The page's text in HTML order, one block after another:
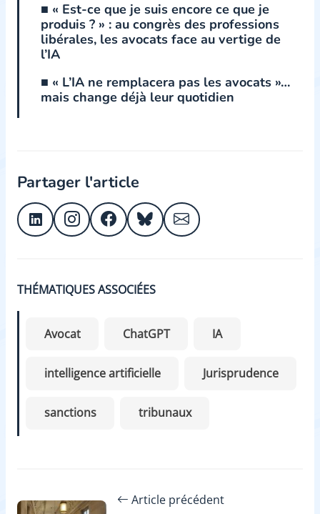
■ « Est-ce que je suis encore ce que je
produis ? » : au congrès des professions
libérales, les avocats face au vertige de
l’IA
■ « L’IA ne remplacera pas les avocats »…
mais change déjà leur quotidien
Partager l'article
THÉMATIQUES ASSOCIÉES
Avocat ChatGPT IA
intelligence artificielle Jurisprudence
sanctions tribunaux
Article précédent